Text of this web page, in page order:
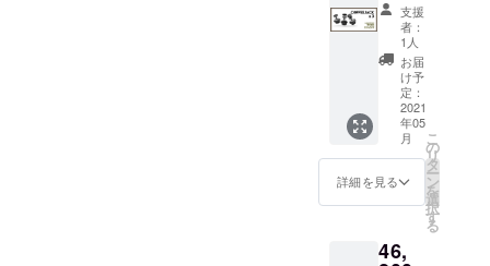
るた
め、価
格には
日本の
消費税
は含ま
れてお
りませ
ん。 た
輸入関
税につ
様にて
ンレス
鋼製
で、フ
ワフワ
の泡立
ちを起
こし、
取り外
し可能
でお手
入れも
イップ2
ます。
＊本品
は海外
からの
発送と
なるた
め、価
格には
日本の
消費税
は含ま
だし、
【51％
割引】
定価
59,000
円より
30,000
円OFF
＊こち
らの価
格には
送料が
含まれ
＊本品
支援
者：
1人
お届
け予
定：
2021
年05
月
詳細を見る
こ
の
リ
タ
ー
ン
を
選
択
す
る
46,